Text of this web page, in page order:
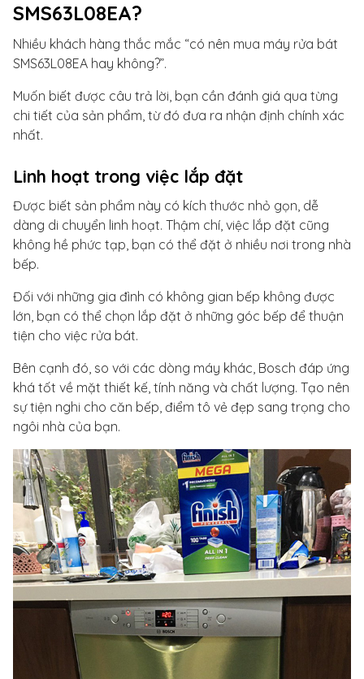
SMS63L08EA?
Nhiều khách hàng thắc mắc “có nên mua máy rửa bát
SMS63L08EA hay không?”.
Muốn biết được câu trả lời, bạn cần đánh giá qua từng
chi tiết của sản phẩm, từ đó đưa ra nhận định chính xác
nhất.
Linh hoạt trong việc lắp đặt
Được biết sản phẩm này có kích thước nhỏ gọn, dễ
dàng di chuyển linh hoạt. Thậm chí, việc lắp đặt cũng
không hề phức tạp, bạn có thể đặt ở nhiều nơi trong nhà
bếp.
Đối với những gia đình có không gian bếp không được
lớn, bạn có thể chọn lắp đặt ở những góc bếp để thuận
tiện cho việc rửa bát.
Bên cạnh đó, so với các dòng máy khác, Bosch đáp ứng
khá tốt về mặt thiết kế, tính năng và chất lượng. Tạo nên
sự tiện nghi cho căn bếp, điểm tô vẻ đẹp sang trọng cho
ngôi nhà của bạn.